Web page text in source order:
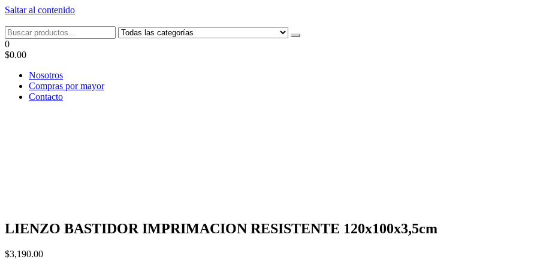
Saltar al contenido
Tel: 22087679 – Cel: 097 822122 – Joaquín Requena 2459
0
$0.00
Nosotros
Compras por mayor
Contacto
LIENZO BASTIDOR IMPRIMACION RESISTENTE 120x100x3,5cm
$3,190.00